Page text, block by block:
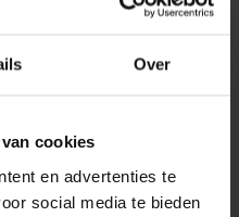
Over
cookies
en advertenties te
social media te bieden